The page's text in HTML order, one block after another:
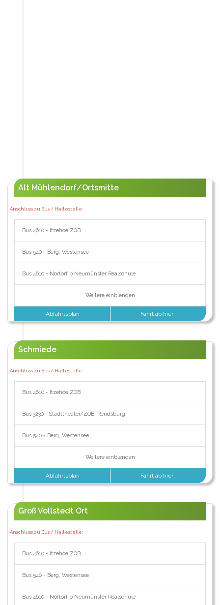
Alt Mühlendorf/Ortsmitte
Anschluss zu Bus / Haltestelle:
Bus 4610 - Itzehoe ZOB
Bus 540 - Berg, Westensee
Bus 4610 - Nortorf b Neumünster Realschule
Weitere einblenden
Abfahrtsplan Fahrt ab hier
Schmiede
Anschluss zu Bus / Haltestelle:
Bus 4610 - Itzehoe ZOB
Bus 3230 - Stadttheater/ZOB, Rendsburg
Bus 540 - Berg, Westensee
Weitere einblenden
Abfahrtsplan Fahrt ab hier
Groß Vollstedt Ort
Anschluss zu Bus / Haltestelle:
Bus 4610 - Itzehoe ZOB
Bus 540 - Berg, Westensee
Bus 4610 - Nortorf b Neumünster Realschule